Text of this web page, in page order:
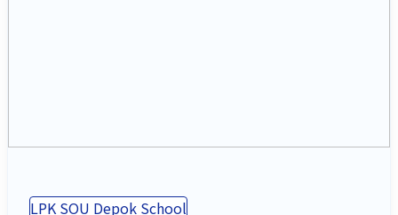
LPK SOU Depok School